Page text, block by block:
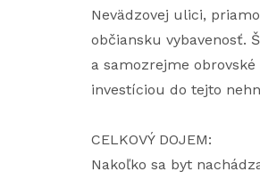
Nevädzovej ulici,
občiansku vybavenosť.
a samozrejme
investíciou do tejto
CELKOVÝ DOJEM:
Nakoľko sa byt